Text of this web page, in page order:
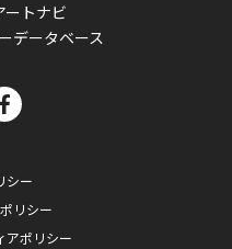
ートナビ
データベース
シー
リシー
アポリシー